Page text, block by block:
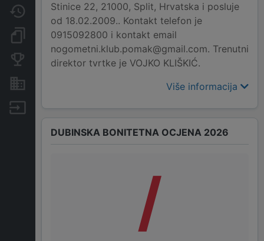
Promjene
Dokumenti i objave
Konkurentske tvrtke
Izvoz
Stinice 22, 21000, Split, Hrvatska i posluje
od 18.02.2009.. Kontakt telefon je
0915092800 i kontakt email
nogometni.klub.pomak@gmail.com. Trenutni
direktor tvrtke je VOJKO KLIŠKIĆ.
Više informacija
DUBINSKA BONITETNA OCJENA 2026
/